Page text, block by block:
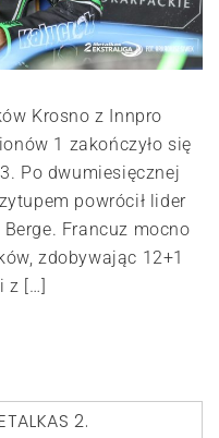
Krosno z Innpro
1 zakończyło się
Po dwumiesięcznej
powrócił lider
Francuz mocno
zdobywając 12+1
z […]
2.